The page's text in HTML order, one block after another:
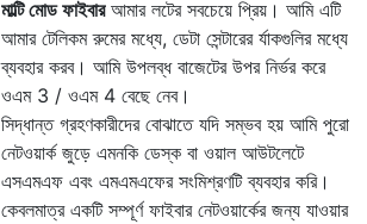
মাল্টি মোড ফাইবারআমার লটের সবচেয়ে প্রিয়। আমি এটি
আমার টেলিকম রুমের মধ্যে, ডেটা সেন্টারের র্যাকগুলির মধ্যে
ব্যবহার করব। আমি উপলব্ধ বাজেটের উপর নির্ভর করে
ওএম 3 / ওএম 4 বেছে নেব।
সিদ্ধান্ত গ্রহণকারীদের বোঝাতে যদি সম্ভব হয় আমি পুরো
নেটওয়ার্ক জুড়ে এমনকি ডেস্ক বা ওয়াল আউটলেটে
এসএমএফ এবং এমএমএফের সংমিশ্রণটি ব্যবহার করি।
কেবলমাত্র একটি সম্পূর্ণ ফাইবার নেটওয়ার্কের জন্য যাওয়ার